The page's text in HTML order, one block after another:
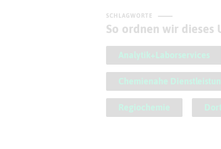
SCHLAGWORTE
So ordnen wir dieses
Analytik+Laborservices
Chemienahe
Regiochemie